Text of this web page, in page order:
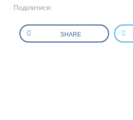
Поділитися:
SHARE